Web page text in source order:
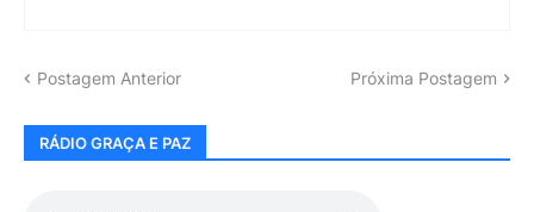
Postagem Anterior Próxima Postagem
RÁDIO GRAÇA E PAZ